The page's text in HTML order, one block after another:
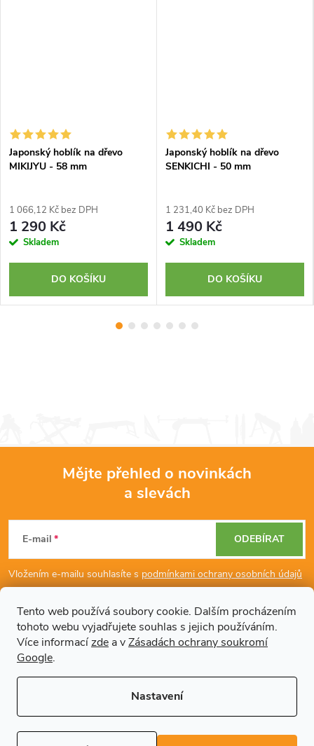
Tento web používá soubory cookie. Dalším procházením
tohoto webu vyjadřujete souhlas s jejich používáním.
Více informacízde a vZásadách ochrany soukromí
Google.
Nastavení
Japonský hoblík na dřevo
MIKIJYU - 58 mm
1 066,12 Kč bez DPH
1 290 Kč
Skladem
DO KOŠÍKU
Japonský hoblík na dřevo
SENKICHI - 50 mm
1 231,40 Kč bez DPH
1 490 Kč
Skladem
DO KOŠÍKU
p
Mějte přehled o novinkách
a slevách
E-mail
Vložením e-mailu souhlasíte s podmínkami ochrany osobních údajů
ODEBÍRAT
Dodatečné informace
Copyright 2026Regals.cz. Všechna práva vyhrazena.Upravit nastavení
cookies